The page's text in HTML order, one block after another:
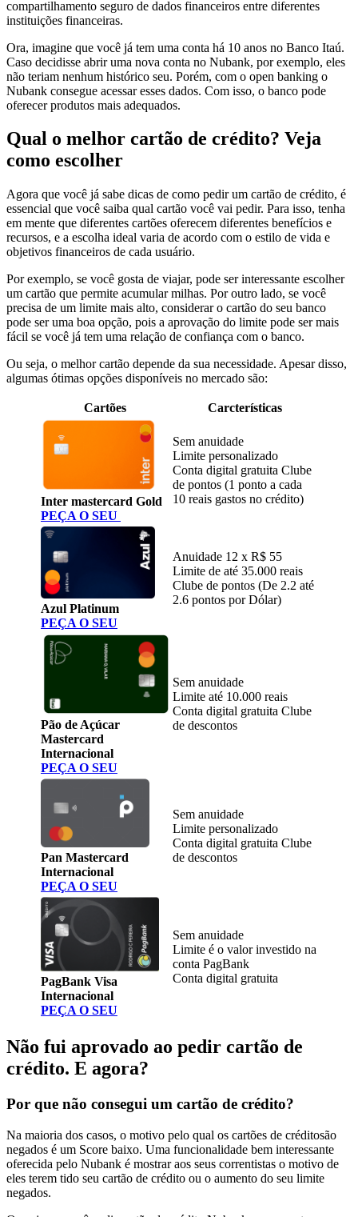
compartilhamento seguro de dados financeiros entre diferentes
instituições financeiras.
Ora, imagine que você já tem uma conta há 10 anos no Banco Itaú.
Caso decidisse abrir uma nova conta no Nubank, por exemplo, eles
não teriam nenhum histórico seu. Porém, com o open banking o
Nubank consegue acessar esses dados. Com isso, o banco pode
oferecer produtos mais adequados.
Qual o melhor cartão de crédito? Veja
como escolher
Agora que você já sabe dicas de como pedir um cartão de crédito, é
essencial que você saiba qual cartão você vai pedir. Para isso, tenha
em mente que diferentes cartões oferecem diferentes benefícios e
recursos, e a escolha ideal varia de acordo com o estilo de vida e
objetivos financeiros de cada usuário.
Por exemplo, se você gosta de viajar, pode ser interessante escolher
um cartão que permite acumular milhas. Por outro lado, se você
precisa de um limite mais alto, considerar o cartão do seu banco
pode ser uma boa opção, pois a aprovação do limite pode ser mais
fácil se você já tem uma relação de confiança com o banco.
Ou seja, o melhor cartão depende da sua necessidade. Apesar disso,
algumas ótimas opções disponíveis no mercado são:
Cartões Carcterísticas
Inter mastercard Gold
PEÇA O SEU
Sem anuidade
Limite personalizado
Conta digital gratuita Clube
de pontos (1 ponto a cada
10 reais gastos no crédito)
Azul Platinum
PEÇA O SEU
Anuidade 12 x R$ 55
Limite de até 35.000 reais
Clube de pontos (De 2.2 até
2.6 pontos por Dólar)
Pão de Açúcar
Mastercard
Internacional
PEÇA O SEU
Sem anuidade
Limite até 10.000 reais
Conta digital gratuita Clube
de descontos
Pan Mastercard
Internacional
PEÇA O SEU
Sem anuidade
Limite personalizado
Conta digital gratuita Clube
de descontos
PagBank Visa
Internacional
PEÇA O SEU
Sem anuidade
Limite é o valor investido na
conta PagBank
Conta digital gratuita
Não fui aprovado ao pedir cartão de
crédito. E agora?
Por que não consegui um cartão de crédito?
Na maioria dos casos, o motivo pelo qual os cartões de créditosão
negados é um Score baixo. Uma funcionalidade bem interessante
oferecida pelo Nubank é mostrar aos seus correntistas o motivo de
eles terem tido seu cartão de crédito ou o aumento do seu limite
negados.